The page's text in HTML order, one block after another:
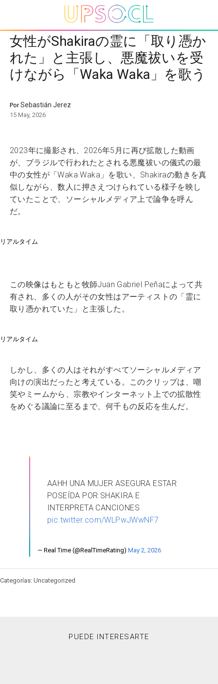
女性がShakiraの霊に「取り憑か
れた」と主張し、悪魔祓いを受
けながら「Waka Waka」を歌う
PorSebastián Jerez
15 May, 2026
2023年に撮影され、2026年5月に再び拡散した動画
が、ブラジルで行われたとされる悪魔祓いの儀式の最
中の女性が「Waka Waka」を歌い、Shakiraの動きを真
似しながら、数人に押さえつけられている様子を映し
ていたことで、ソーシャルメディア上で論争を呼ん
だ。
リアルタイム
この映像はもともと牧師Juan Gabriel Peñaによって共
有され、多くの人がその女性はアーティストの「霊に
取り憑かれていた」と主張した。
リアルタイム
しかし、多くの人はそれがすべてソーシャルメディア
向けの演出だったと考えている。このクリップは、嘲
笑やミームから、宗教やインターネット上での拡散性
をめぐる議論に至るまで、何千もの反応を生んだ。
AAHH UNA MUJER ASEGURA ESTAR
POSEÍDA POR SHAKIRA E
INTERPRETA CANCIONES
pic.twitter.com/WLPwJWwNF7
— Real Time (@RealTimeRating) May 2, 2026
Categorías: Uncategorized
PUEDE INTERESARTE